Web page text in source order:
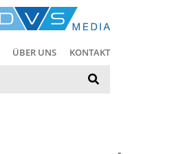
ÜBER UNS KONTAKT